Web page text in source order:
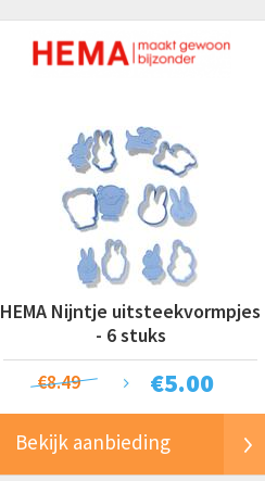
HEMA Nijntje uitsteekvormpjes
- 6 stuks
€5.00
€8.49
Bekijk aanbieding